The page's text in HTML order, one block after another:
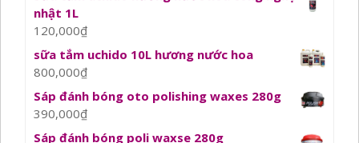
nhật 1L
120,000₫
sữa tắm uchido 10L hương nước hoa
800,000₫
Sáp đánh bóng oto polishing waxes 280g
390,000₫
Sáp đánh bóng poli waxse 280g